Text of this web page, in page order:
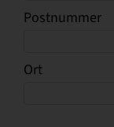
Postnummer
Ort